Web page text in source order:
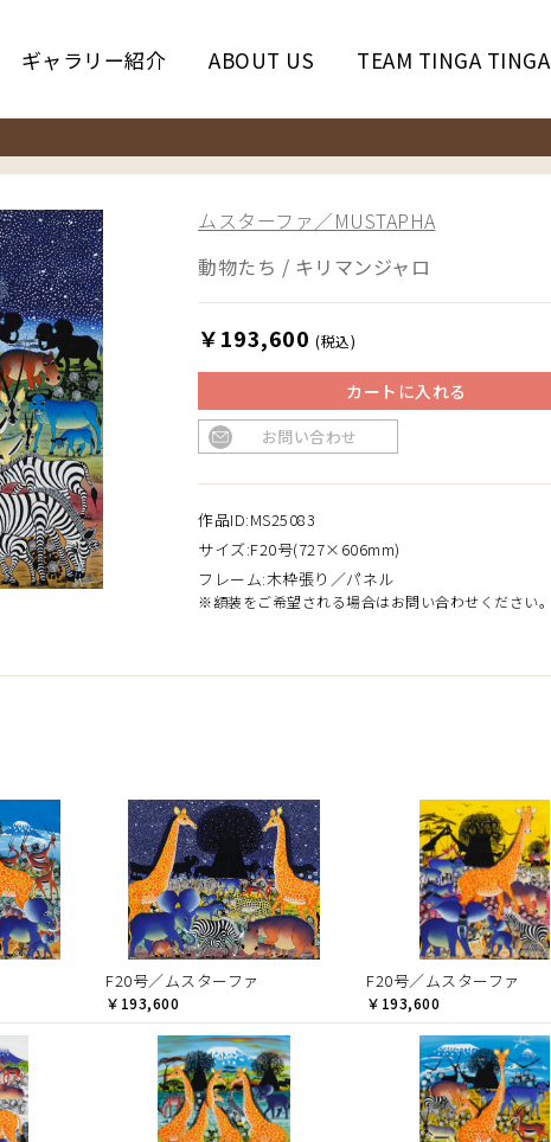
ギャラリー紹介 ABOUT US TEAM TINGA TINGA
ムスターファ／MUSTAPHA
動物たち / キリマンジャロ
￥193,600 (税込)
カートに入れる
お問い合わせ
作品ID:MS25083
サイズ:F20号(727×606mm)
フレーム:木枠張り／パネル
※額装をご希望される場合はお問い合わせください。
F20号／ムスターファ
￥193,600
F20号／ムスターファ
￥193,600